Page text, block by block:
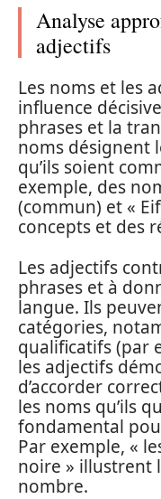
Analyse
adjectifs
Les noms et les
influence
phrases et la
noms désignent
qu’ils soient
exemple, des
(commun) et «
concepts et des
Les adjectifs
phrases et à
langue. Ils
catégories,
qualificatifs (par
les adjectifs
d’accorder
les noms qu’ils
fondamental
Par exemple, «
noire » illustrent
nombre.